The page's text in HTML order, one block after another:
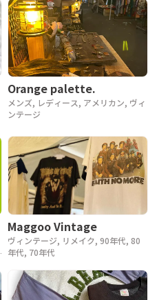
Orange palette.
メンズ, レディース, アメリカン, ヴィ
ンテージ
Maggoo Vintage
ヴィンテージ, リメイク, 90年代, 80
年代, 70年代